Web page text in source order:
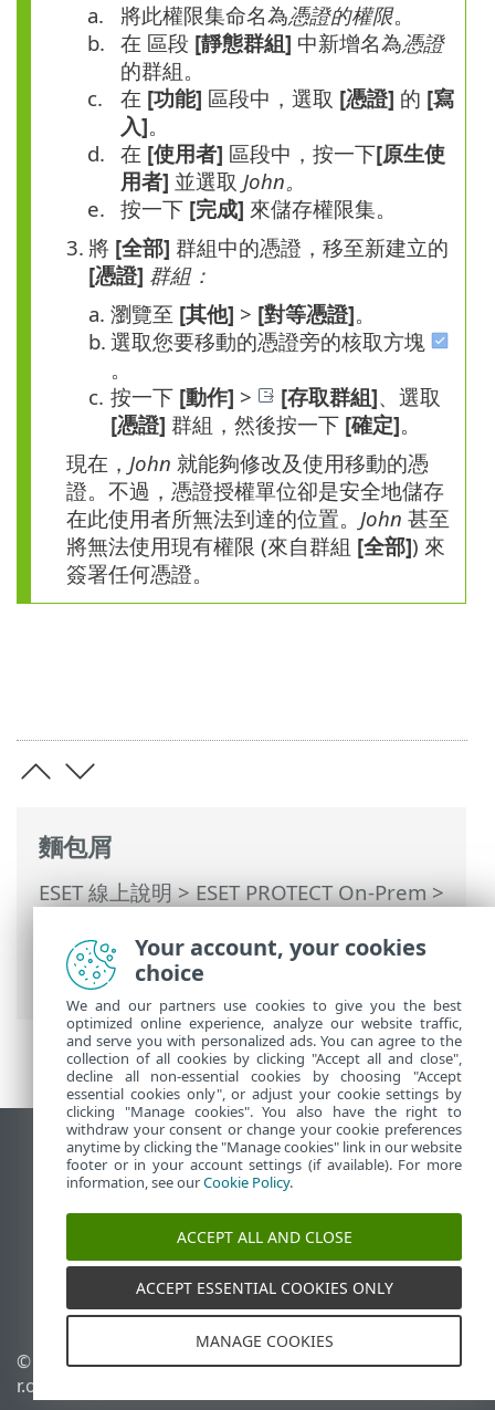
麵包屑
ESET 線上說明>ESET PROTECT On-Prem>
PROTECT On-Prem 主功能表>其他>憑證
> 憑證授權單位
a.
將此權限集命名為憑證的權限。
b. 在 區段 [靜態群組] 中新增名為憑證
的群組。
c.
在 [功能] 區段中，選取 [憑證] 的 [寫
入]。
d. 在 [使用者] 區段中，按一下[原生使
用者] 並選取 John。
e. 按一下 [完成] 來儲存權限集。
3. 將 [全部] 群組中的憑證，移至新建立的
[憑證] 群組：
a. 瀏覽至 [其他] > [對等憑證]。
b. 選取您要移動的憑證旁的核取方塊
。
c. 按一下 [動作] > [存取群組]、選取
[憑證] 群組，然後按一下 [確定]。
現在， John 就能夠修改及使用移動的憑
證。不過，憑證授權單位卻是安全地儲存
在此使用者所無法到達的位置。 John 甚至
將無法使用現有權限 (來自群組 [全部]) 來
簽署任何憑證。
檢視桌面網站
End of Life
ESET 知識庫
ESET Status Portal
地區設定
© 1992 - 2026 ESET, spol. s
r.o. - 保留所有權利。
管理 Cookie
Your account, your cookies
choice
We and our partners use cookies to give you the best
optimized online experience, analyze our website traffic,
and serve you with personalized ads. You can agree to the
collection of all cookies by clicking "Accept all and close",
decline all non-essential cookies by choosing "Accept
essential cookies only", or adjust your cookie settings by
clicking "Manage cookies". You also have the right to
withdraw your consent or change your cookie preferences
anytime by clicking the "Manage cookies" link in our website
footer or in your account settings (if available). For more
information, see ourCookie Policy.
ACCEPT ALL AND CLOSE
ACCEPT ESSENTIAL COOKIES ONLY
MANAGE COOKIES